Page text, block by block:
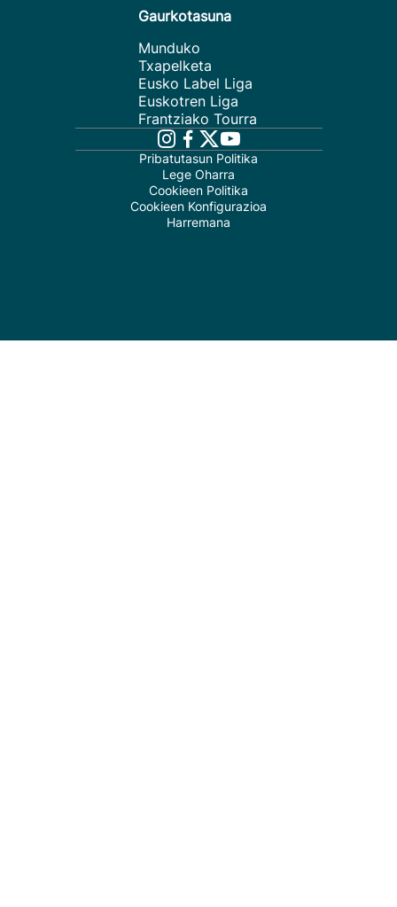
Gaurkotasuna
Munduko
Txapelketa
Eusko Label Liga
Euskotren Liga
Frantziako Tourra
Pribatutasun Politika
Lege Oharra
Cookieen Politika
Cookieen Konfigurazioa
Harremana